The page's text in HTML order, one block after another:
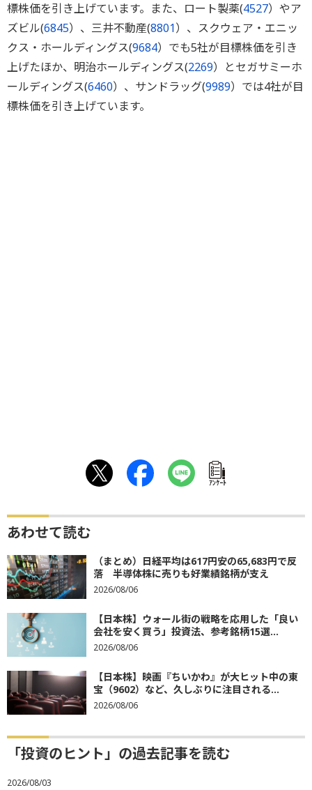
標株価を引き上げています。また、ロート製薬(4527）やア
ズビル(6845）、三井不動産(8801）、スクウェア・エニッ
クス・ホールディングス(9684）でも5社が目標株価を引き
上げたほか、明治ホールディングス(2269）とセガサミーホ
ールディングス(6460）、サンドラッグ(9989）では4社が目
標株価を引き上げています。
ｱﾝｹｰﾄ
あわせて読む
（まとめ）日経平均は617円安の65,683円で反
落 半導体株に売りも好業績銘柄が支え
2026/08/06
【日本株】ウォール街の戦略を応用した「良い
会社を安く買う」投資法、参考銘柄15選...
2026/08/06
【日本株】映画『ちいかわ』が大ヒット中の東
宝（9602）など、久しぶりに注目される...
2026/08/06
「投資のヒント」の過去記事を読む
2026/08/03